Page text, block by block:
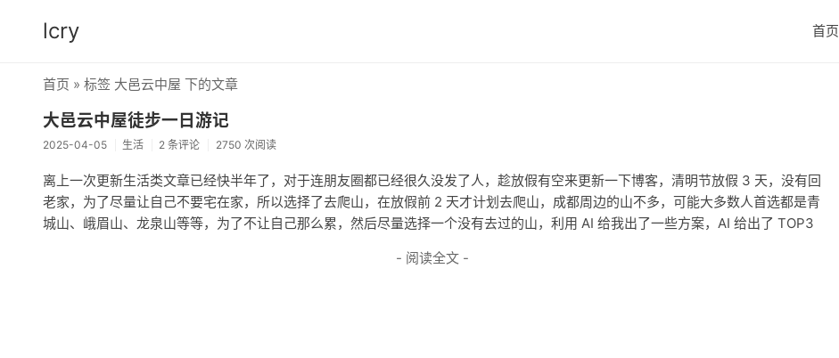
lcry 首页
首页 » 标签 大邑云中屋 下的文章
大邑云中屋徒步一日游记
2025-04-05 生活 2 条评论 2750 次阅读
离上一次更新生活类文章已经快半年了，对于连朋友圈都已经很久没发了人，趁放假有空来更新一下博客，清明节放假 3 天，没有回
老家，为了尽量让自己不要宅在家，所以选择了去爬山，在放假前 2 天才计划去爬山，成都周边的山不多，可能大多数人首选都是青
城山、峨眉山、龙泉山等等，为了不让自己那么累，然后尽量选择一个没有去过的山，利用 AI 给我出了一些方案，AI 给出了 TOP3
- 阅读全文 -